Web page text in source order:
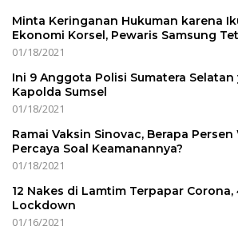
Minta Keringanan Hukuman karena
Ekonomi Korsel, Pewaris Samsung
01/18/2021
Ini 9 Anggota Polisi Sumatera
Kapolda Sumsel
01/18/2021
Ramai Vaksin Sinovac, Berapa
Percaya Soal Keamanannya?
01/18/2021
12 Nakes di Lamtim Terpapar Corona,
Lockdown
01/16/2021